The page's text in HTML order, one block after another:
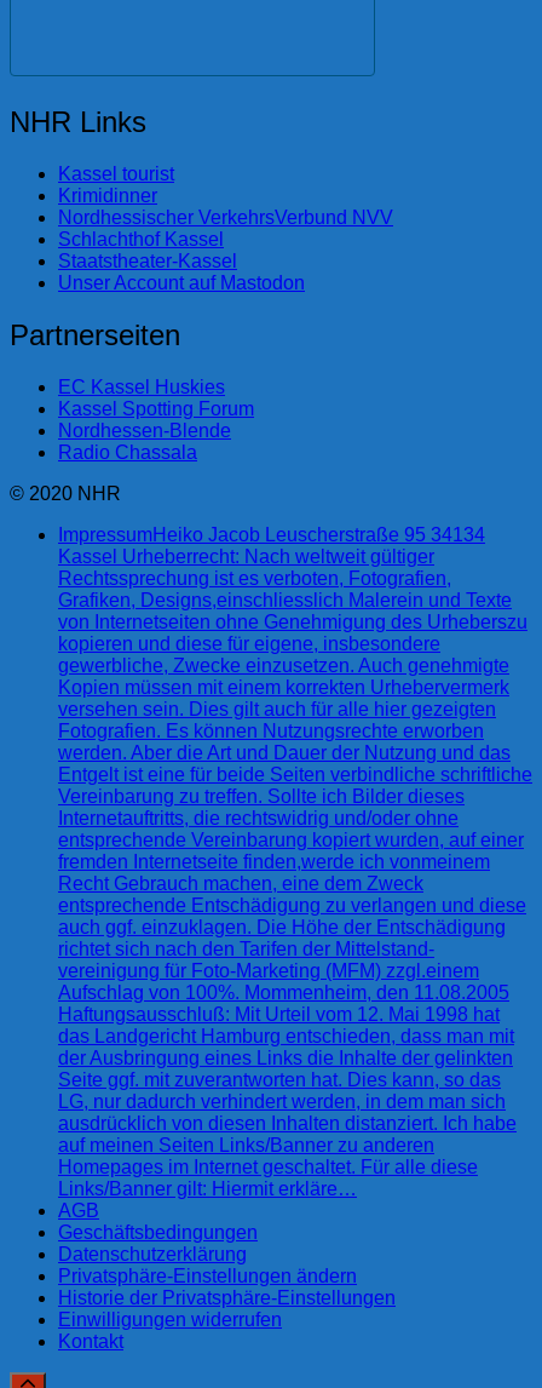
NHR Links
Kassel tourist
Krimidinner
Nordhessischer VerkehrsVerbund NVV
Schlachthof Kassel
Staatstheater-Kassel
Unser Account auf Mastodon
Partnerseiten
EC Kassel Huskies
Kassel Spotting Forum
Nordhessen-Blende
Radio Chassala
© 2020 NHR
ImpressumHeiko Jacob Leuscherstraße 95 34134
Kassel Urheberrecht: Nach weltweit gültiger
Rechtssprechung ist es verboten, Fotografien,
Grafiken, Designs,einschliesslich Malerein und Texte
von Internetseiten ohne Genehmigung des Urheberszu
kopieren und diese für eigene, insbesondere
gewerbliche, Zwecke einzusetzen. Auch genehmigte
Kopien müssen mit einem korrekten Urhebervermerk
versehen sein. Dies gilt auch für alle hier gezeigten
Fotografien. Es können Nutzungsrechte erworben
werden. Aber die Art und Dauer der Nutzung und das
Entgelt ist eine für beide Seiten verbindliche schriftliche
Vereinbarung zu treffen. Sollte ich Bilder dieses
Internetauftritts, die rechtswidrig und/oder ohne
entsprechende Vereinbarung kopiert wurden, auf einer
fremden Internetseite finden,werde ich vonmeinem
Recht Gebrauch machen, eine dem Zweck
entsprechende Entschädigung zu verlangen und diese
auch ggf. einzuklagen. Die Höhe der Entschädigung
richtet sich nach den Tarifen der Mittelstand-
vereinigung für Foto-Marketing (MFM) zzgl.einem
Aufschlag von 100%. Mommenheim, den 11.08.2005
Haftungsausschluß: Mit Urteil vom 12. Mai 1998 hat
das Landgericht Hamburg entschieden, dass man mit
der Ausbringung eines Links die Inhalte der gelinkten
Seite ggf. mit zuverantworten hat. Dies kann, so das
LG, nur dadurch verhindert werden, in dem man sich
ausdrücklich von diesen Inhalten distanziert. Ich habe
auf meinen Seiten Links/Banner zu anderen
Homepages im Internet geschaltet. Für alle diese
Links/Banner gilt: Hiermit erkläre…
AGB
Geschäftsbedingungen
Datenschutzerklärung
Privatsphäre-Einstellungen ändern
Historie der Privatsphäre-Einstellungen
Einwilligungen widerrufen
Kontakt